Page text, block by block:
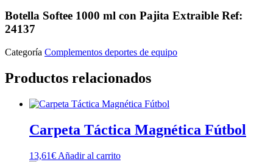
Botella Softee 1000 ml con Pajita Extraible Ref:
24137
Categoría Complementos deportes de equipo
Productos relacionados
Carpeta Táctica Magnética Fútbol
13,61€ Añadir al carrito